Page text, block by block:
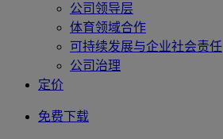
公司领导层
体育领域合作
可持续发展与企业社会责任
公司治理
定价
免费下载